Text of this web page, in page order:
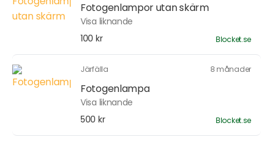
Fotogenlampor utan skärm
Visa liknande
100 kr
Blocket.se
Järfälla 8 månader
Fotogenlampa
Visa liknande
500 kr
Blocket.se